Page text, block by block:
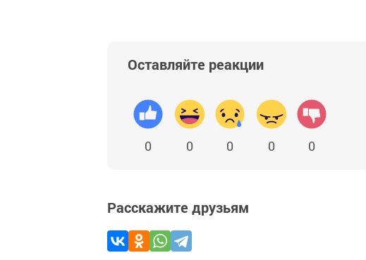
Оставляйте реакции
0 0 0 0 0
Расскажите друзьям